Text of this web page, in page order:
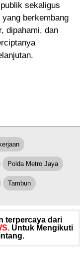
sekaligus
berkembang
dipahami, dan
Polda Metro Jaya
Tambun
terpercaya dari
Untuk Mengikuti